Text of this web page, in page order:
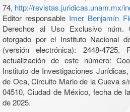
74, http://revistas.juridicas.unam.mx/
Editor responsable Imer Benjamín
Derechos al Uso Exclusivo núm.
otorgado por el Instituto Nacional
(versión electrónica): 2448-
actualización de este número:
Instituto de Investigaciones
de Oca, Circuito Mario de la Cueva
04510, Ciudad de México, fecha de
de 2025.